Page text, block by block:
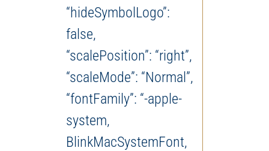
“hideSymbolLogo”:
false,
“scalePosition”: “right”,
“scaleMode”: “Normal”,
“fontFamily”: “-apple-
system,
BlinkMacSystemFont,